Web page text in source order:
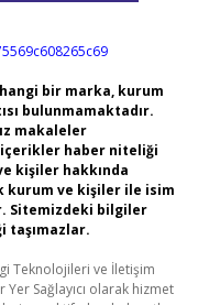
bir marka, kurum
bulunmamaktadır.
makaleler
içerikler haber niteliği
kişiler hakkında
kurum ve kişiler ile isim
Sitemizdeki bilgiler
taşımazlar.
Teknolojileri ve İletişim
Sağlayıcı olarak hizmet